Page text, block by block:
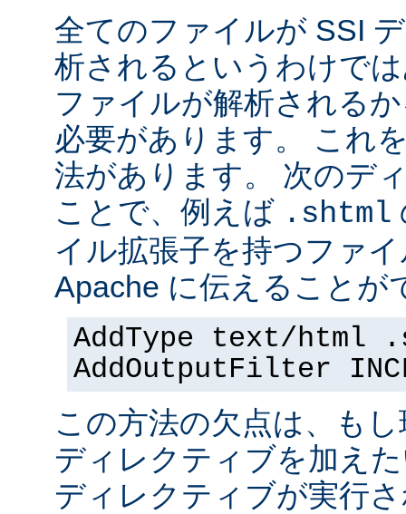
全てのファイルが SSI
析されるというわけで
ファイルが解析される
必要があります。 これ
法があります。 次のデ
ことで、例えば .shtml
イル拡張子を持つファ
Apache に伝えることが
AddType text/html
AddOutputFilter
この方法の欠点は、も
ディレクティブを加え
ディレクティブが実行